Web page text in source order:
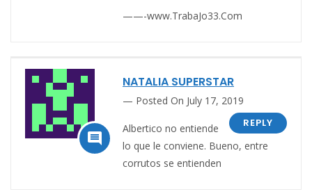
——-www.TrabaJo33.Com

NATALIA SUPERSTAR
Posted On July 17, 2019
REPLY
Albertico no entiende
lo que le conviene. Bueno, entre
corrutos se entienden